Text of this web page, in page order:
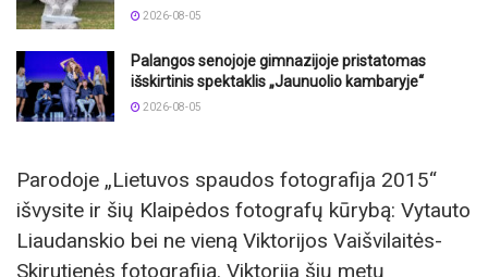
2026-08-05
Palangos senojoje gimnazijoje pristatomas
išskirtinis spektaklis „Jaunuolio kambaryje“
2026-08-05
Parodoje „Lietuvos spaudos fotografija 2015“
išvysite ir šių Klaipėdos fotografų kūrybą: Vytauto
Liaudanskio bei ne vieną Viktorijos Vaišvilaitės-
Skirutienės fotografiją. Viktorija šių metų